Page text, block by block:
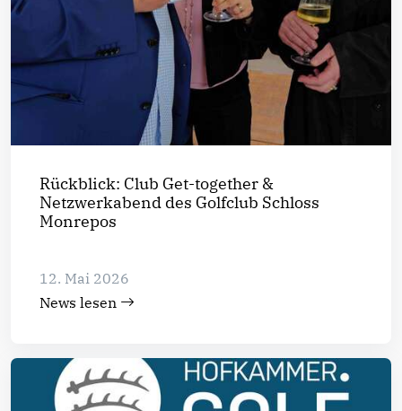
Rückblick: Club Get-together &
Netzwerkabend des Golfclub Schloss
Monrepos
12. Mai 2026
News lesen